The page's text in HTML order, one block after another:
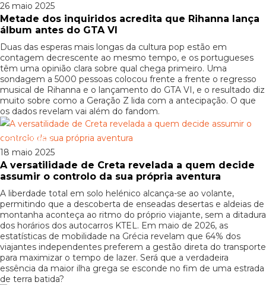
26 maio 2025
Metade dos inquiridos acredita que Rihanna lança
álbum antes do GTA VI
Duas das esperas mais longas da cultura pop estão em
contagem decrescente ao mesmo tempo, e os portugueses
têm uma opinião clara sobre qual chega primeiro. Uma
sondagem a 5000 pessoas colocou frente a frente o regresso
musical de Rihanna e o lançamento do GTA VI, e o resultado diz
muito sobre como a Geração Z lida com a antecipação. O que
os dados revelam vai além do fandom.
Patrocinado
18 maio 2025
A versatilidade de Creta revelada a quem decide
assumir o controlo da sua própria aventura
A liberdade total em solo helénico alcança-se ao volante,
permitindo que a descoberta de enseadas desertas e aldeias de
montanha aconteça ao ritmo do próprio viajante, sem a ditadura
dos horários dos autocarros KTEL. Em maio de 2026, as
estatísticas de mobilidade na Grécia revelam que 64% dos
viajantes independentes preferem a gestão direta do transporte
para maximizar o tempo de lazer. Será que a verdadeira
essência da maior ilha grega se esconde no fim de uma estrada
de terra batida?